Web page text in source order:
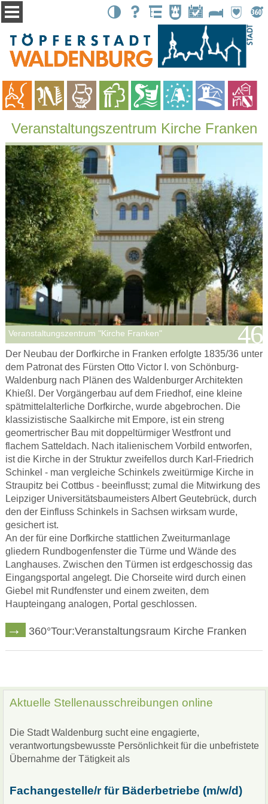
KontrastSucheÜbersichtStadtboteEventsUnterkünfteTour
Veranstaltungszentrum Kirche Franken
Veranstaltungszentrum "Kirche Franken"
Der Neubau der Dorfkirche in Franken erfolgte 1835/36 unter
dem Patronat des Fürsten Otto Victor I. von Schönburg-
Waldenburg nach Plänen des Waldenburger Architekten
Khießl. Der Vorgängerbau auf dem Friedhof, eine kleine
spätmittelalterliche Dorfkirche, wurde abgebrochen. Die
klassizistische Saalkirche mit Empore, ist ein streng
geomertrischer Bau mit doppeltürmiger Westfront und
flachem Satteldach. Nach italienischem Vorbild entworfen,
ist die Kirche in der Struktur zweifellos durch Karl-Friedrich
Schinkel - man vergleiche Schinkels zweitürmige Kirche in
Straupitz bei Cottbus - beeinflusst; zumal die Mitwirkung des
Leipziger Universitätsbaumeisters Albert Geutebrück, durch
den der Einfluss Schinkels in Sachsen wirksam wurde,
gesichert ist.
An der für eine Dorfkirche stattlichen Zweiturmanlage
gliedern Rundbogenfenster die Türme und Wände des
Langhauses. Zwischen den Türmen ist erdgeschossig das
Eingangsportal angelegt. Die Chorseite wird durch einen
Giebel mit Rundfenster und einem zweiten, dem
Haupteingang analogen, Portal geschlossen.
360°Tour:Veranstaltungsraum Kirche Franken
Aktuelle Stellenausschreibungen online
Die Stadt Waldenburg sucht eine engagierte,
verantwortungsbewusste Persönlichkeit für die unbefristete
Übernahme der Tätigkeit als
Fachangestelle/r für Bäderbetriebe (m/w/d)